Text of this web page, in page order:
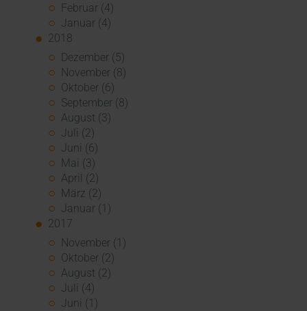
Februar (4)
Januar (4)
2018
Dezember (5)
November (8)
Oktober (6)
September (8)
August (3)
Juli (2)
Juni (6)
Mai (3)
April (2)
März (2)
Januar (1)
2017
November (1)
Oktober (2)
August (2)
Juli (4)
Juni (1)